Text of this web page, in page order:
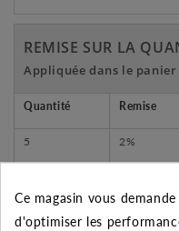
REMISE SUR LA
Appliquée dans le panier
Quantité Remise
5 2%
Ce magasin vous
d'optimiser les